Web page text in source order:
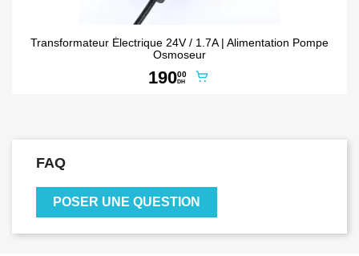
Transformateur Électrique 24V / 1.7A | Alimentation Pompe
Osmoseur
19000
DH
FAQ
POSER UNE QUESTION